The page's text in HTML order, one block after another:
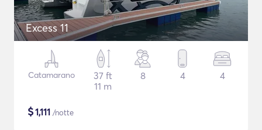
Excess 11
Catamarano
37 ft
11 m
8 4 4
$1,111 /notte